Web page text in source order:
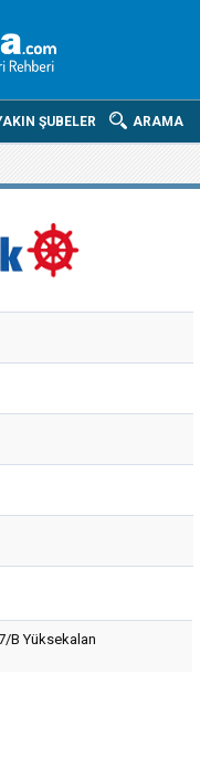
ARAMA
ŞUBELER
B Yüksekalan